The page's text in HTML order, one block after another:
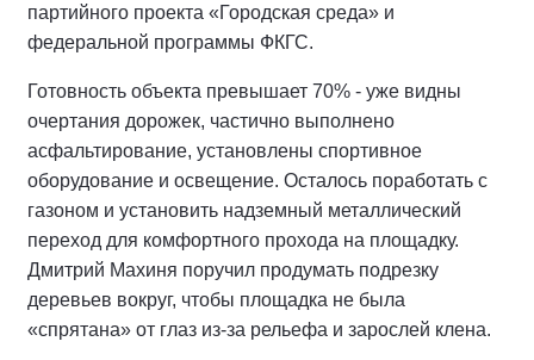
партийного проекта «Городская среда» и
федеральной программы ФКГС.
Готовность объекта превышает 70% - уже видны
очертания дорожек, частично выполнено
асфальтирование, установлены спортивное
оборудование и освещение. Осталось поработать с
газоном и установить надземный металлический
переход для комфортного прохода на площадку.
Дмитрий Махиня поручил продумать подрезку
деревьев вокруг, чтобы площадка не была
«спрятана» от глаз из-за рельефа и зарослей клена.